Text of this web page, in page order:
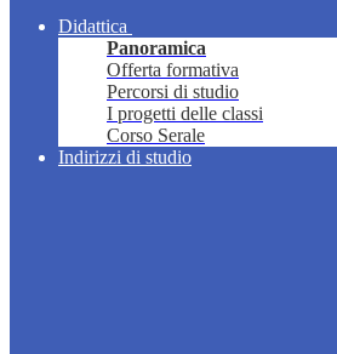
Didattica
Panoramica
Offerta formativa
Percorsi di studio
I progetti delle classi
Corso Serale
Indirizzi di studio